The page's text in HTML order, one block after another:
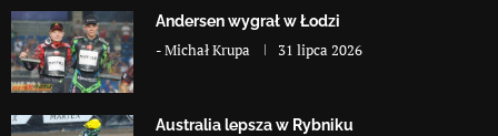
Andersen wygrał w Łodzi
-Michał Krupa 31 lipca 2026
Australia lepsza w Rybniku